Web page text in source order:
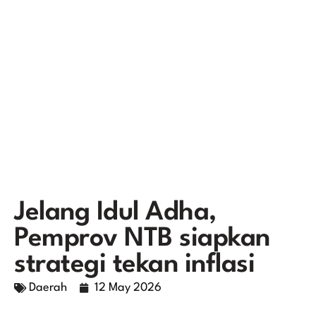
Jelang Idul Adha,
Pemprov NTB siapkan
strategi tekan inflasi
Daerah 12 May 2026